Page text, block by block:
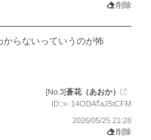
削除
からないっていうのが怖
[No.3]蒼花（あおか）
ID:≫ 14ODATaJ5tCFM
2026/05/25 21:28
削除